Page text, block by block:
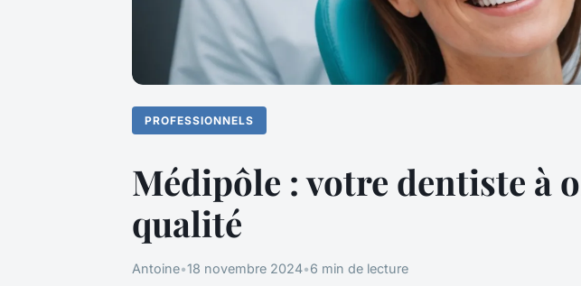
PROFESSIONNELS
Médipôle : votre dentiste à
qualité
Antoine•18 novembre 2024•6 min de lecture